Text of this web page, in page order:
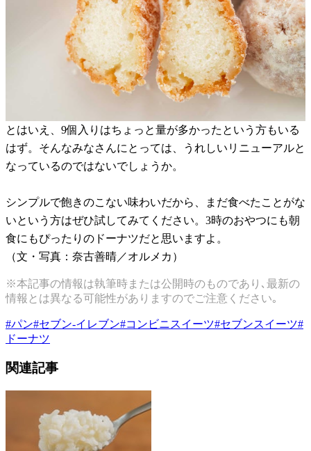
とはいえ、9個入りはちょっと量が多かったという方もいる
はず。そんなみなさんにとっては、うれしいリニューアルと
なっているのではないでしょうか。
シンプルで飽きのこない味わいだから、まだ食べたことがな
いという方はぜひ試してみてください。3時のおやつにも朝
食にもぴったりのドーナツだと思いますよ。
（文・写真：奈古善晴／オルメカ）
※本記事の情報は執筆時または公開時のものであり､最新の
情報とは異なる可能性がありますのでご注意ください｡
#パン#セブン-イレブン#コンビニスイーツ#セブンスイーツ#
ドーナツ
関連記事